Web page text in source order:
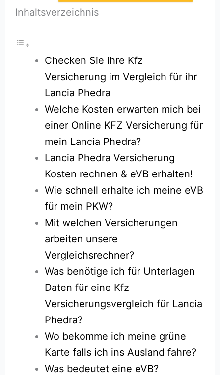
Inhaltsverzeichnis
Checken Sie ihre Kfz
Versicherung im Vergleich für ihr
Lancia Phedra
Welche Kosten erwarten mich bei
einer Online KFZ Versicherung für
mein Lancia Phedra?
Lancia Phedra Versicherung
Kosten rechnen & eVB erhalten!
Wie schnell erhalte ich meine eVB
für mein PKW?
Mit welchen Versicherungen
arbeiten unsere
Vergleichsrechner?
Was benötige ich für Unterlagen
Daten für eine Kfz
Versicherungsvergleich für Lancia
Phedra?
Wo bekomme ich meine grüne
Karte falls ich ins Ausland fahre?
Was bedeutet eine eVB?